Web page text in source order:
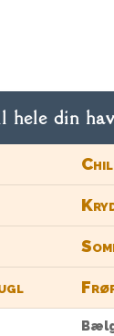
hele din